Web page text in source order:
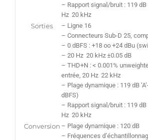
– Rapport signal/bruit : 119 dB
Hz  20 kHz
Sorties
– Ligne 16
– Connecteurs Sub-D 25,
– 0 dBFS : +18 oo +24 dBu
– 20 Hz  20 kHz ±0.05 dB
– THD+N : < 0.001%
entrée, 20 Hz  22 kHz
– Plage dynamique : 119 dB
dBFS)
– Rapport signal/bruit : 119 dB
Hz  20 kHz
Conversion – Plage dynamique : 120 dB
– Fréquences